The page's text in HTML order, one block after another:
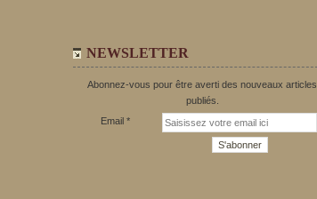
NEWSLETTER
Abonnez-vous pour être averti des nouveaux articles
publiés.
Email